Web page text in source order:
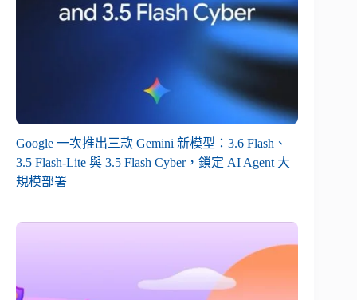
Google 一次推出三款 Gemini 新模型：3.6 Flash、
3.5 Flash-Lite 與 3.5 Flash Cyber，鎖定 AI Agent 大
規模部署